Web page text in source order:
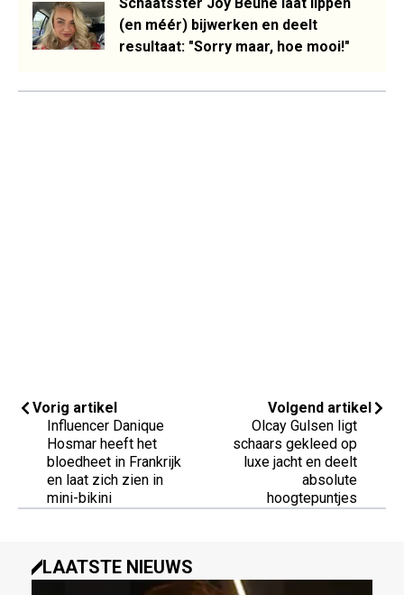
(en méér) bijwerken en deelt
resultaat: "Sorry maar, hoe mooi!"
Vorig artikel
Influencer Danique
Hosmar heeft het
bloedheet in Frankrijk
en laat zich zien in
mini-bikini
Volgend artikel
Olcay Gulsen ligt
schaars gekleed op
luxe jacht en deelt
absolute
hoogtepuntjes
LAATSTE NIEUWS